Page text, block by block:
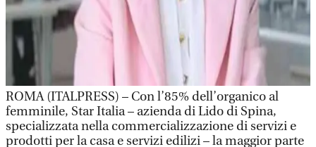
ROMA (ITALPRESS) – Con l’85% dell’organico al
femminile, Star Italia – azienda di Lido di Spina,
specializzata nella commercializzazione di servizi e
prodotti per la casa e servizi edilizi – la maggior parte